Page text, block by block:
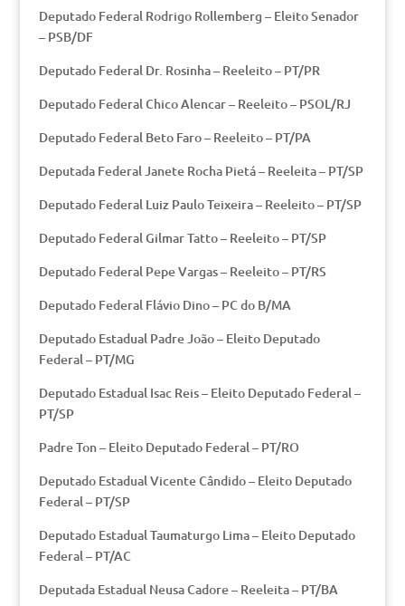
Deputado Federal Rodrigo Rollemberg – Eleito Senador
– PSB/DF
Deputado Federal Dr. Rosinha – Reeleito – PT/PR
Deputado Federal Chico Alencar – Reeleito – PSOL/RJ
Deputado Federal Beto Faro – Reeleito – PT/PA
Deputada Federal Janete Rocha Pietá – Reeleita – PT/SP
Deputado Federal Luiz Paulo Teixeira – Reeleito – PT/SP
Deputado Federal Gilmar Tatto – Reeleito – PT/SP
Deputado Federal Pepe Vargas – Reeleito – PT/RS
Deputado Federal Flávio Dino – PC do B/MA
Deputado Estadual Padre João – Eleito Deputado
Federal – PT/MG
Deputado Estadual Isac Reis – Eleito Deputado Federal –
PT/SP
Padre Ton – Eleito Deputado Federal – PT/RO
Deputado Estadual Vicente Cândido – Eleito Deputado
Federal – PT/SP
Deputado Estadual Taumaturgo Lima – Eleito Deputado
Federal – PT/AC
Deputada Estadual Neusa Cadore – Reeleita – PT/BA